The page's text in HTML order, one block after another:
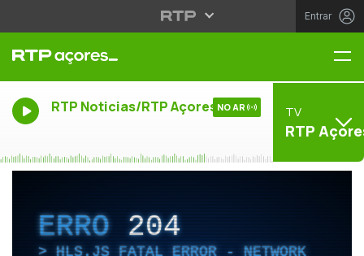
Entrar
RTP Noticias/RTP Açores NO AR TV
RTP
ERRO204
HLS.JS FATAL ERROR - NETWORK